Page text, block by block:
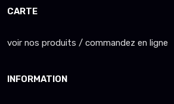
CARTE
voir nos produits / commandez en ligne
INFORMATION